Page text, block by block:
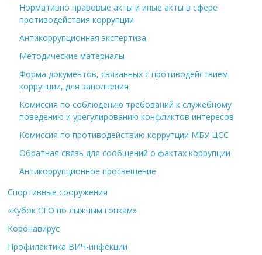
Нормативно правовые акты и иные акты в сфере
противодействия коррупции
Антикоррупционная экспертиза
Методические материалы
Форма документов, связанных с противодействием
коррупции, для заполнения
Комиссия по соблюдению требований к служебному
поведению и урегулированию конфликтов интересов
Комиссия по противодействию коррупции МБУ ЦСС
Обратная связь для сообщений о фактах коррупции
Антикоррупционное просвещение
Спортивные сооружения
«Кубок СГО по лыжным гонкам»
Коронавирус
Профилактика ВИЧ-инфекции